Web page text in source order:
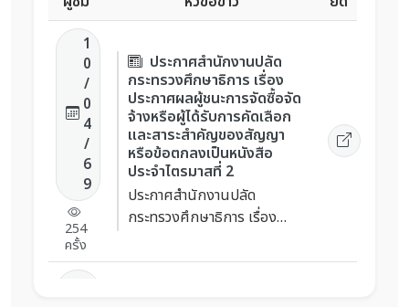
1
0
/
0
4
/
6
9
254
ครั้ง
ประกาศสำนักงานปลัด
กระทรวงศึกษาธิการ เรื่อง
ประกาศผลผู้ชนะการจัดซื้อจัด
จ้างหรือผู้ได้รับการคัดเลือก
และสาระสำคัญของสัญญา
หรือข้อตกลงเป็นหนังสือ
ประจำไตรมาสที่ 2
ประกาศสำนักงานปลัด
กระทรวงศึกษาธิการ เรื่อง
จ้างหรือผู้ได้รับการคัดเลือกและ